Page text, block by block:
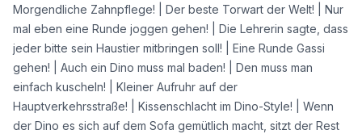
Morgendliche Zahnpflege! | Der beste Torwart der Welt! | Nur
mal eben eine Runde joggen gehen! | Die Lehrerin sagte, dass
jeder bitte sein Haustier mitbringen soll! | Eine Runde Gassi
gehen! | Auch ein Dino muss mal baden! | Den muss man
einfach kuscheln! | Kleiner Aufruhr auf der
Hauptverkehrsstraße! | Kissenschlacht im Dino-Style! | Wenn
der Dino es sich auf dem Sofa gemütlich macht, sitzt der Rest